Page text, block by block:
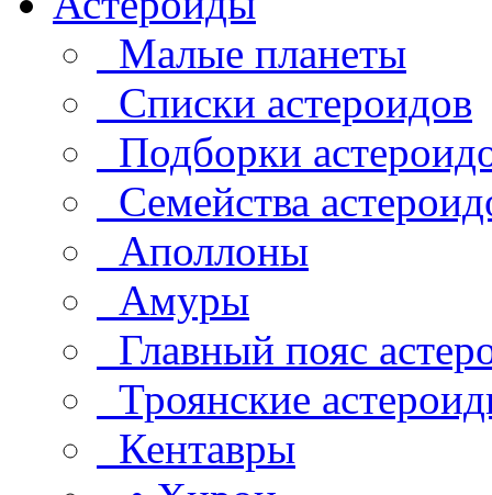
Малые планеты
Списки астероидов
Подборки
Семейства
Аполлоны
Амуры
Главный пояс
Троянские
Кентавры